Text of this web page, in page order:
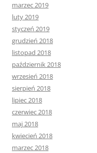
marzec 2019
luty 2019
styczeń 2019
grudzień 2018
listopad 2018
październik 2018
wrzesień 2018
sierpień 2018
lipiec 2018
czerwiec 2018
maj 2018
kwiecień 2018
marzec 2018